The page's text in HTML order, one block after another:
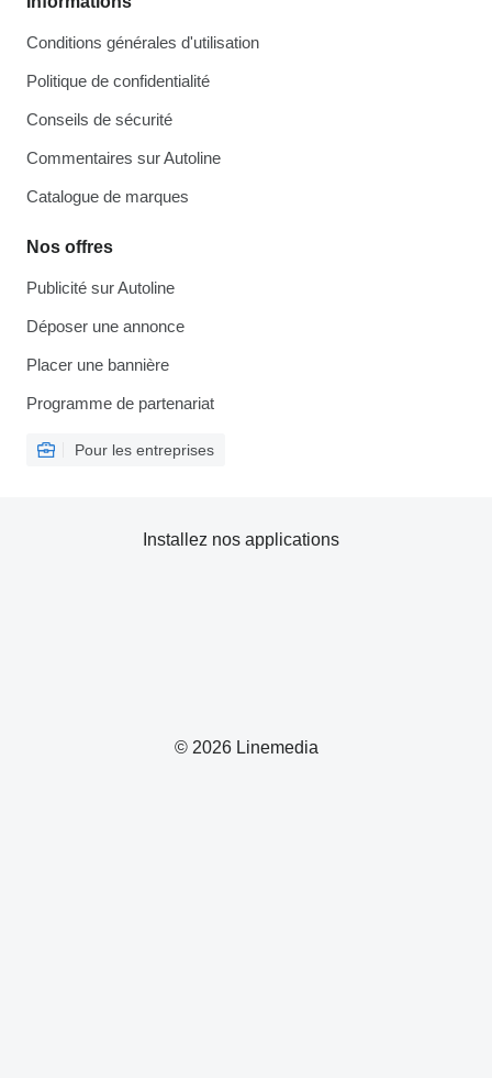
Conditions générales d'utilisation
Politique de confidentialité
Conseils de sécurité
Commentaires sur Autoline
Catalogue de marques
Nos offres
Publicité sur Autoline
Déposer une annonce
Placer une bannière
Programme de partenariat
Pour les entreprises
© 2026 Linemedia
Installez nos applications